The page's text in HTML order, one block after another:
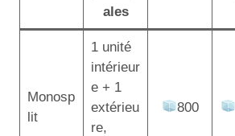
ales
Monosp
lit
1 unité
intérieur
e + 1
extérieu
re,
800